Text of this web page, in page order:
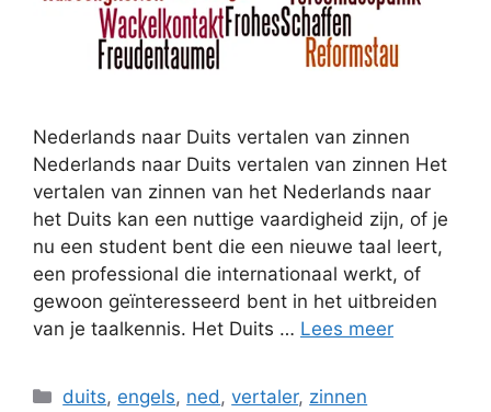
Nederlands naar Duits vertalen van zinnen
Nederlands naar Duits vertalen van zinnen Het
vertalen van zinnen van het Nederlands naar
het Duits kan een nuttige vaardigheid zijn, of je
nu een student bent die een nieuwe taal leert,
een professional die internationaal werkt, of
gewoon geïnteresseerd bent in het uitbreiden
van je taalkennis. Het Duits … Lees meer
Categorieën
duits, engels, ned ,vertaler, zinnen